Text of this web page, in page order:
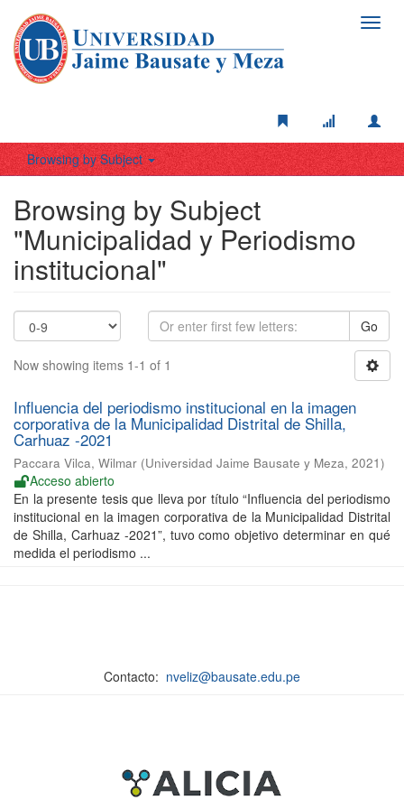
Browsing by Subject
Browsing by Subject
"Municipalidad y Periodismo
institucional"
Go
Now showing items 1-1 of 1
Influencia del periodismo institucional en la imagen
corporativa de la Municipalidad Distrital de Shilla,
Carhuaz -2021
Paccara Vilca, Wilmar (Universidad Jaime Bausate y Meza, 2021)
Acceso abierto
En la presente tesis que lleva por título “Influencia del periodismo
institucional en la imagen corporativa de la Municipalidad Distrital
de Shilla, Carhuaz -2021”, tuvo como objetivo determinar en qué
medida el periodismo ...
Contacto: nveliz@bausate.edu.pe